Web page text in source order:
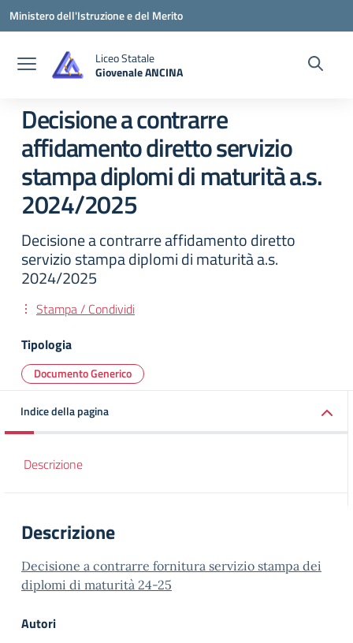
Vai ai contenuti
Vai al menu di navigazione
Vai al footer
Ministero dell'Istruzione e del Merito
Liceo Statale
Giovenale ANCINA
Decisione a contrarre
affidamento diretto servizio
stampa diplomi di maturità a.s.
2024/2025
Decisione a contrarre affidamento diretto
servizio stampa diplomi di maturità a.s.
2024/2025
Stampa / Condividi
Tipologia
Documento Generico
Indice della pagina
Descrizione
Descrizione
Decisione a contrarre fornitura servizio stampa dei
diplomi di maturità 24-25
Autori